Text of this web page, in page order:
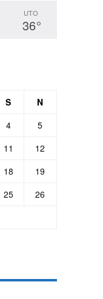
UTO
36°
S
N
4
5
11
12
18
19
25
26